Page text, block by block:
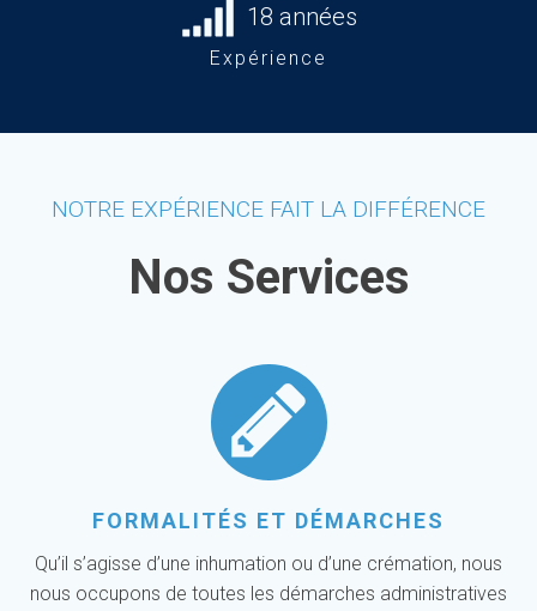
18 années
Expérience
NOTRE EXPÉRIENCE FAIT LA DIFFÉRENCE
Nos Services
FORMALITÉS ET DÉMARCHES
Qu’il s’agisse d’une inhumation ou d’une crémation, nous
nous occupons de toutes les démarches administratives